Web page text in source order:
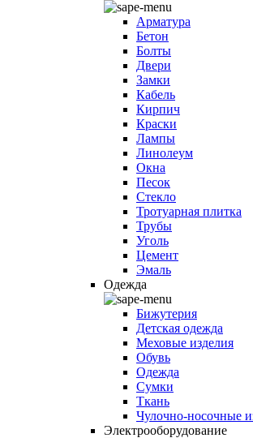
Арматура
Бетон
Болты
Двери
Замки
Кабель
Кирпич
Краски
Лампы
Линолеум
Окна
Песок
Стекло
Тротуарная плитка
Трубы
Уголь
Цемент
Эмаль
Одежда
Бижутерия
Детская одежда
Меховые изделия
Обувь
Одежда
Сумки
Ткань
Чулочно-носочные
Электрооборудование